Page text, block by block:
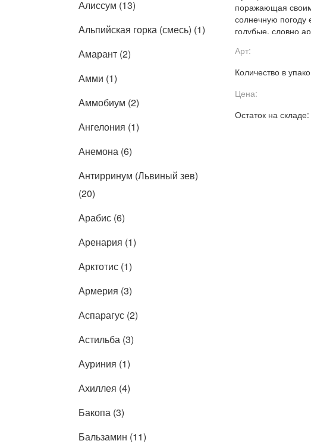
Алиссум (13)
Альпийская горка (смесь) (1)
Амарант (2)
Амми (1)
Аммобиум (2)
Ангелония (1)
Анемона (6)
Антирринум (Львиный зев)
(20)
Арабис (6)
Аренария (1)
Арктотис (1)
Армерия (3)
Аспарагус (2)
Астильба (3)
Ауриния (1)
Ахиллея (4)
Бакопа (3)
Бальзамин (11)
поражающая
солнечную погоду
голубые, словно
Арт:
Количество в
Цена:
Остаток на складе: